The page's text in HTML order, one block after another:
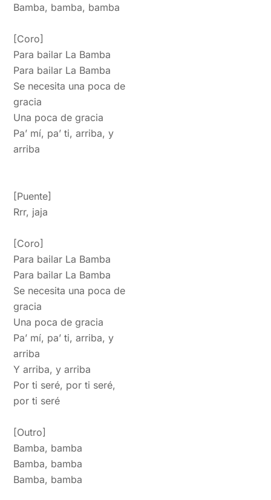
Bamba, bamba, bamba
[Coro]
Para bailar La Bamba
Para bailar La Bamba
Se necesita una poca de
gracia
Una poca de gracia
Pa’ mí, pa’ ti, arriba, y
arriba
[Puente]
Rrr, jaja
[Coro]
Para bailar La Bamba
Para bailar La Bamba
Se necesita una poca de
gracia
Una poca de gracia
Pa’ mí, pa’ ti, arriba, y
arriba
Y arriba, y arriba
Por ti seré, por ti seré,
por ti seré
[Outro]
Bamba, bamba
Bamba, bamba
Bamba, bamba